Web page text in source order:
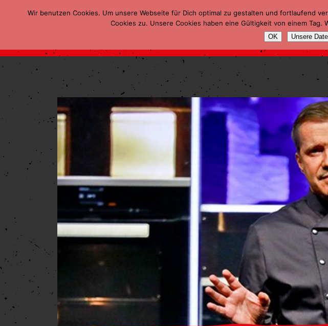
Wir benutzen Cookies. Um unsere Webseite für Dich optimal zu gestalten und fortlaufend
Cookies zu. Unsere Cookies haben eine Gültigkeit von einem
OK Unsere